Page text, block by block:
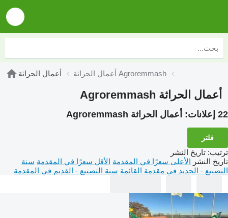
أعمال الحراثة أعمال الحراثة Agroremmash
أعمال الحراثة Agroremmash
22 إعلانات: أعمال الحراثة Agroremmash
فلتر
ترتيب: تاريخ النشر
تاريخ النشر الأعلى سعرًا في المقدمة الأقل سعرًا في المقدمة سنة
التصنيع - الجديد في مقدمة القائمة سنة التصنيع - القديم في المقدمة